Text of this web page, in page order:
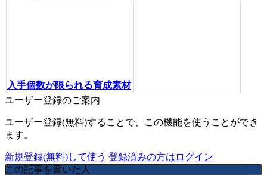
入手個数が限られる育成素材
ユーザー登録のご案内
ユーザー登録(無料)することで、この機能を使うことができ
ます。
新規登録(無料)して使う 登録済みの方はログイン
この記事を書いた人